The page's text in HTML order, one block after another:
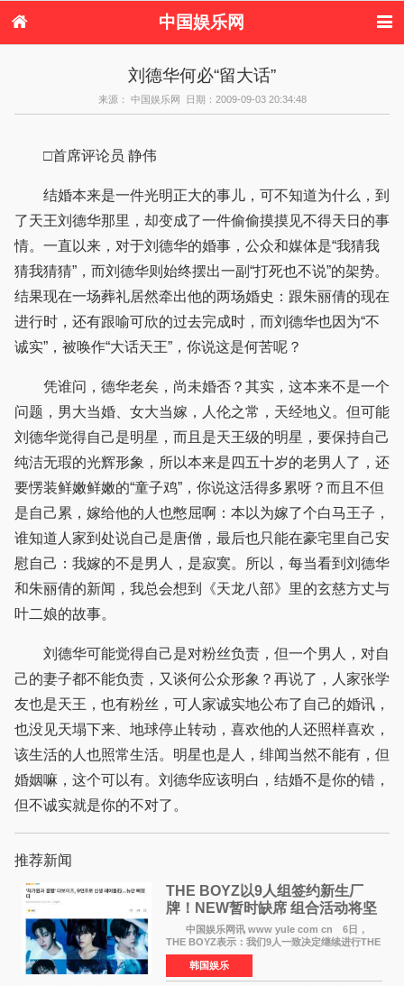
中国娱乐网
日本娱乐 韩国娱乐
音乐新闻 影视新闻
内地明星八卦
八卦
刘德华何必“留大话”
来源： 中国娱乐网 日期：2009-09-03 20:34:48
□首席评论员 静伟
结婚本来是一件光明正大的事儿，可不知道为什么，到
了天王刘德华那里，却变成了一件偷偷摸摸见不得天日的事
情。一直以来，对于刘德华的婚事，公众和媒体是“我猜我
猜我猜猜”，而刘德华则始终摆出一副“打死也不说”的架势。
结果现在一场葬礼居然牵出他的两场婚史：跟朱丽倩的现在
进行时，还有跟喻可欣的过去完成时，而刘德华也因为“不
诚实”，被唤作“大话天王”，你说这是何苦呢？
凭谁问，德华老矣，尚未婚否？其实，这本来不是一个
问题，男大当婚、女大当嫁，人伦之常，天经地义。但可能
刘德华觉得自己是明星，而且是天王级的明星，要保持自己
纯洁无瑕的光辉形象，所以本来是四五十岁的老男人了，还
要愣装鲜嫩鲜嫩的“童子鸡”，你说这活得多累呀？而且不但
是自己累，嫁给他的人也憋屈啊：本以为嫁了个白马王子，
谁知道人家到处说自己是唐僧，最后也只能在豪宅里自己安
慰自己：我嫁的不是男人，是寂寞。所以，每当看到刘德华
和朱丽倩的新闻，我总会想到《天龙八部》里的玄慈方丈与
叶二娘的故事。
刘德华可能觉得自己是对粉丝负责，但一个男人，对自
己的妻子都不能负责，又谈何公众形象？再说了，人家张学
友也是天王，也有粉丝，可人家诚实地公布了自己的婚讯，
也没见天塌下来、地球停止转动，喜欢他的人还照样喜欢，
该生活的人也照常生活。明星也是人，绯闻当然不能有，但
婚姻嘛，这个可以有。刘德华应该明白，结婚不是你的错，
但不诚实就是你的不对了。
推荐新闻
THE BOYZ以9人组签约新生厂
牌！NEW暂时缺席 组合活动将坚
定不移继续
中国娱乐网讯 www yule com cn 6日，
THE BOYZ表示：我们9人一致决定继续进行THE
BOYZ组合活动，并且已经完成了组合团体活动
签约。目前正在新生厂牌下进行活动准备。尚未
离开THE BOYZ原所
韩国娱乐